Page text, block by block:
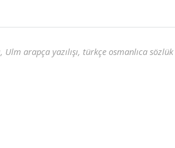
Ulm arapça yazılışı, türkçe osmanlıca